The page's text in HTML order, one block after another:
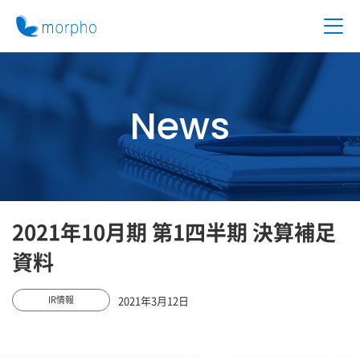
News
2021年10月期 第1四半期 決算補足
資料
IR情報 2021年3月12日